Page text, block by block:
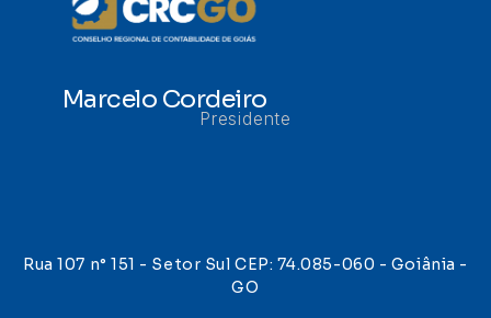
Marcelo Cordeiro
Presidente
Rua 107 n° 151 - Setor Sul CEP: 74.085-060 - Goiânia -
GO